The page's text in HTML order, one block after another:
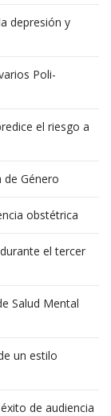
depresión y
Poli-
el riesgo a
de Género
obstétrica
el tercer
Salud Mental
un estilo
de audiencia